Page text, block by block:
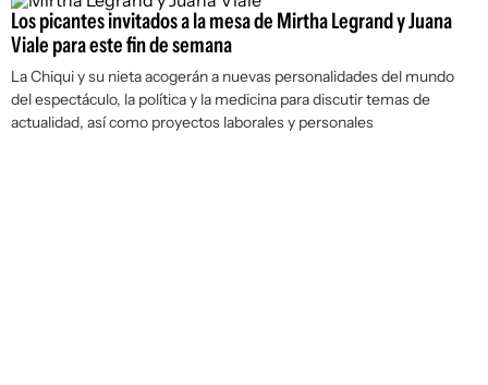
Los picantes invitados a la mesa de Mirtha Legrand y Juana
Viale para este fin de semana
La Chiqui y su nieta acogerán a nuevas personalidades del mundo
del espectáculo, la política y la medicina para discutir temas de
actualidad, así como proyectos laborales y personales